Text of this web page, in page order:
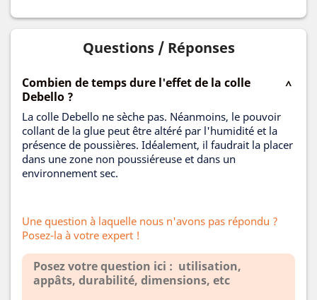
Questions / Réponses
Combien de temps dure l'effet de la colle
Debello ?
La colle Debello ne sèche pas. Néanmoins, le pouvoir
collant de la glue peut être altéré par l'humidité et la
présence de poussières. Idéalement, il faudrait la placer
dans une zone non poussiéreuse et dans un
environnement sec.
Une question à laquelle nous n'avons pas répondu ?
Posez-la à votre expert !